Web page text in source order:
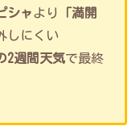
シャより
「満開
しにくい
2週間天気で最終